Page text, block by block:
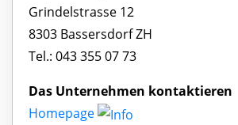
Grindelstrasse 12
8303 Bassersdorf ZH
Tel.: 043 355 07 73
Das Unternehmen kontaktieren
Homepage